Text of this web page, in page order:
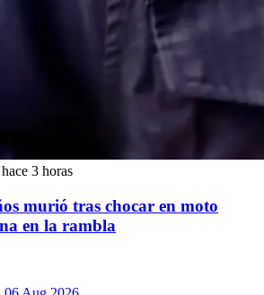
hace 3 horas
murió tras chocar en moto
en la rambla